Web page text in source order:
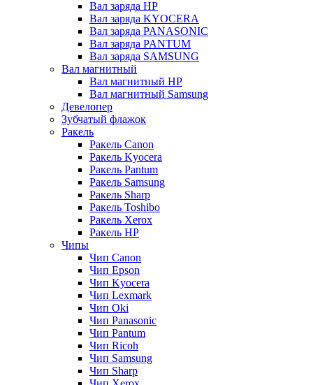
Вал заряда HP
Вал заряда KYOCERA
Вал заряда PANASONIC
Вал заряда PANTUM
Вал заряда SAMSUNG
Вал магнитный
Вал магнитный HP
Вал магнитный Samsung
Девелопер
Зубчатый флажок
Ракель
Ракель Canon
Ракель Kyocera
Ракель Pantum
Ракель Samsung
Ракель Sharp
Ракель Toshibo
Ракель Xerox
Ракель НР
Чипы
Чип Canon
Чип Epson
Чип Kyocera
Чип Lexmark
Чип Oki
Чип Panasonic
Чип Pantum
Чип Ricoh
Чип Samsung
Чип Sharp